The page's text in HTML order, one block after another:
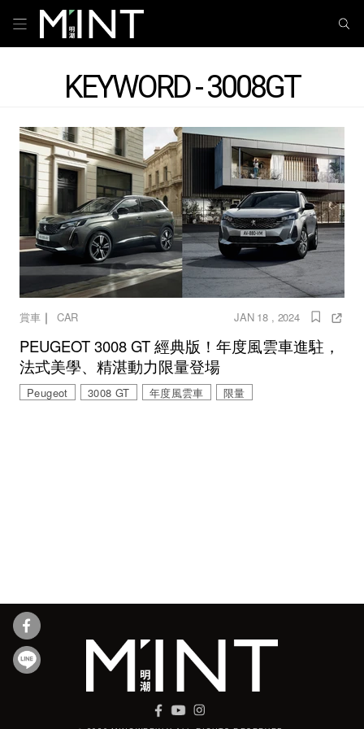
KEYWORD - 3008GT
賞車｜ CAR JAN 18 , 2024
PEUGEOT 3008 GT 經典版！年度風雲車進駐，
法式美學、精湛動力限量登場
Peugeot 3008 GT 年度風雲車 限量